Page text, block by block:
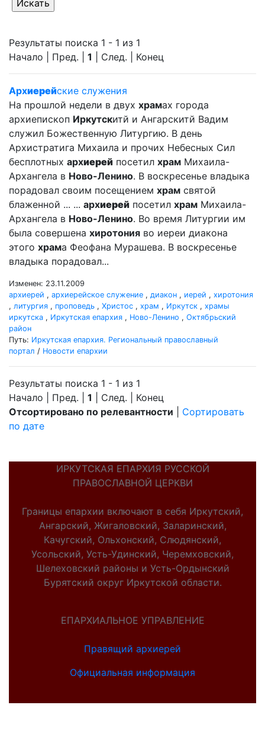
Результаты поиска 1 - 1 из 1
Начало | Пред. | 1 | След. | Конец
Архиерейские служения
На прошлой недели в двух храмах города
архиепископ Иркутскитй и Ангарскитй Вадим
служил Божественную Литургию. В день
Архистратига Михаила и прочих Небесных Сил
бесплотных архиерей посетил храм Михаила-
Архангела в Ново-Ленино. В воскресенье владыка
порадовал своим посещением храм святой
блаженной ... ... архиерей посетил храм Михаила-
Архангела в Ново-Ленино. Во время Литургии им
была совершена хиротония во иереи диакона
этого храма Феофана Мурашева. В воскресенье
владыка порадовал...
Изменен: 23.11.2009
архиерей , архиерейское служение , диакон , иерей , хиротония
, литургия , проповедь , Христос , храм , Иркутск , храмы
иркутска , Иркутская епархия , Ново-Ленино , Октябрьский
район
Путь: Иркутская епархия. Региональный православный
портал / Новости епархии
Результаты поиска 1 - 1 из 1
Начало | Пред. | 1 | След. | Конец
Отсортировано по релевантности
Сортировать
по дате
ИРКУТСКАЯ ЕПАРХИЯ РУССКОЙ
ПРАВОСЛАВНОЙ ЦЕРКВИ
Границы епархии включают в себя Иркутский,
Ангарский, Жигаловский, Заларинский,
Качугский, Ольхонский, Слюдянский,
Усольский, Усть-Удинский, Черемховский,
Шелеховский районы и Усть-Ордынский
Бурятский округ Иркутской области.
ЕПАРХИАЛЬНОЕ УПРАВЛЕНИЕ
Правящий архиерей
Официальная информация